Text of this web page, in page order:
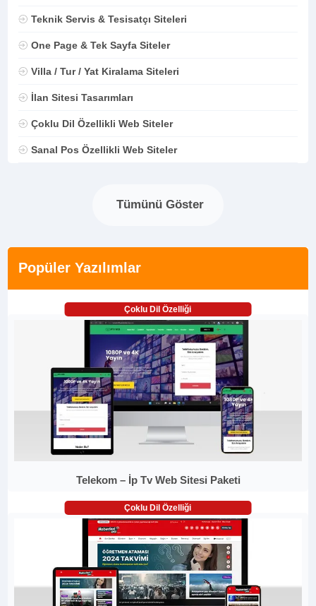
Teknik Servis & Tesisatçı Siteleri
One Page & Tek Sayfa Siteler
Villa / Tur / Yat Kiralama Siteleri
İlan Sitesi Tasarımları
Çoklu Dil Özellikli Web Siteler
Sanal Pos Özellikli Web Siteler
Tümünü Göster
Popüler Yazılımlar
Çoklu Dil Özelliği
Telekom – İp Tv Web Sitesi Paketi
Çoklu Dil Özelliği